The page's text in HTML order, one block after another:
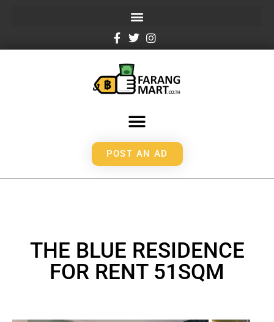
POST AN AD
THE BLUE RESIDENCE
FOR RENT 51SQM